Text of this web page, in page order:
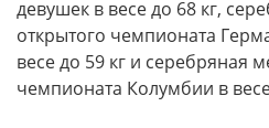
девушек в весе до 68 кг,
открытого чемпионата
весе до 59 кг и серебряная
чемпионата Колумбии в